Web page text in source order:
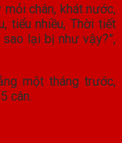
chân, khát nước,
tiểu nhiều, Thời tiết
lại bị như vậy?”,
một tháng trước,
cân.